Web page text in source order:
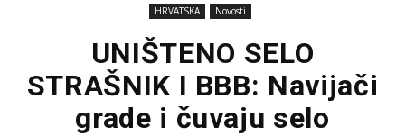
HRVATSKA Novosti
UNIŠTENO SELO
STRAŠNIK I BBB: Navijači
grade i čuvaju selo